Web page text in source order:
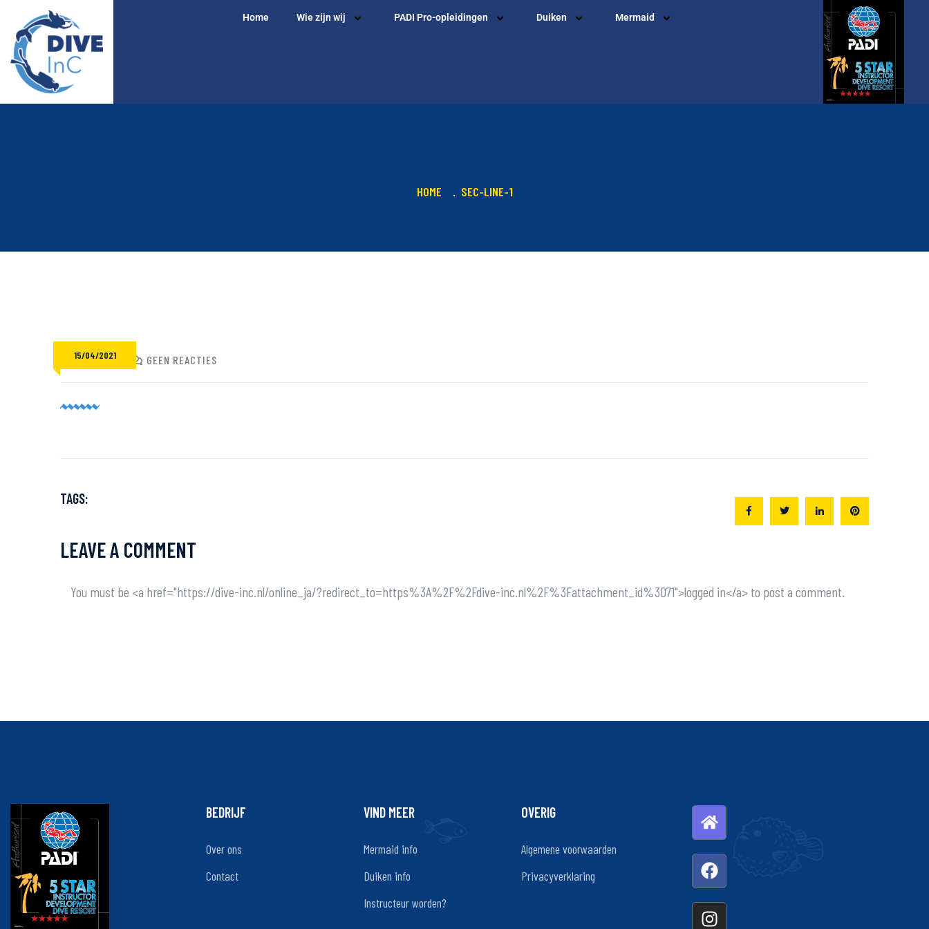
Home Wie zijn wij PADI Pro-opleidingen Duiken Mermaid
HOME SEC-LINE-1
15/04/2021
ADMIN GEEN REACTIES
TAGS:
LEAVE A COMMENT
You must be <a href="https://dive-inc.nl/online_ja/?redirect_to=https%3A%2F%2Fdive-inc.nl%2F%3Fattachment_id%3D71">logged in</a> to post a comment.
BEDRIJF
Over ons
Contact
VIND MEER
Mermaid info
Duiken info
Instructeur worden?
OVERIG
Algemene voorwaarden
Privacyverklaring